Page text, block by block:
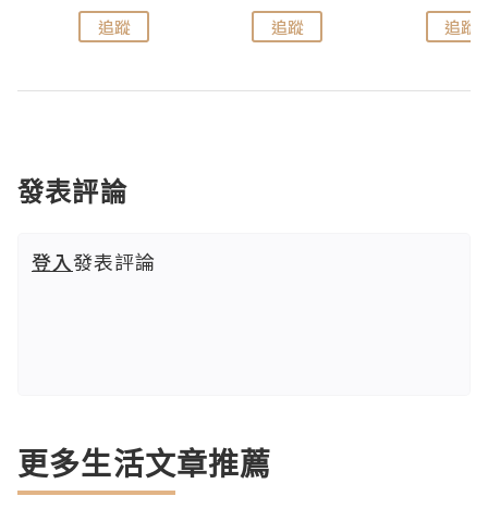
追蹤 追蹤 追蹤
發表評論
登入發表評論
更多生活文章推薦